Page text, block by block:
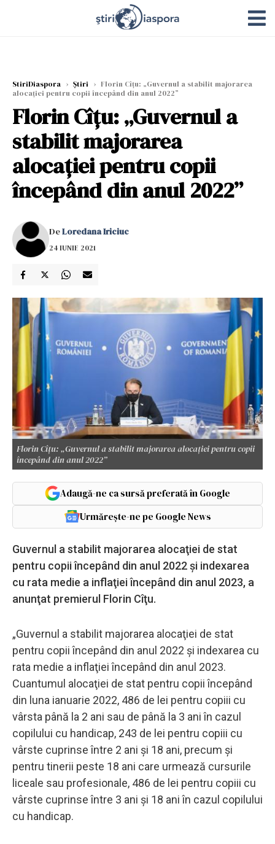
StiriDiaspora › Știri › Florin Cîţu: „Guvernul a stabilit majorarea
alocaţiei pentru copii începând din anul 2022”
Florin Cîţu: „Guvernul a
stabilit majorarea
alocaţiei pentru copii
începând din anul 2022”
DeLoredana Iriciuc
24 IUNIE 2021
Florin Cîţu: „Guvernul a stabilit majorarea alocaţiei pentru copii
începând din anul 2022”
Adaugă-ne ca sursă preferată în Google
Urmărește-ne pe Google News
Guvernul a stabilit majorarea alocaţiei de stat
pentru copii începând din anul 2022 şi indexarea
cu rata medie a inflaţiei începând din anul 2023, a
anunţat premierul Florin Cîţu.
„Guvernul a stabilit majorarea alocaţiei de stat
pentru copii începând din anul 2022 şi indexarea cu
rata medie a inflaţiei începând din anul 2023.
Cuantumul alocaţiei de stat pentru copii începând
din luna ianuarie 2022, 486 de lei pentru copiii cu
vârsta până la 2 ani sau de până la 3 ani în cazul
copilului cu handicap, 243 de lei pentru copiii cu
vârste cuprinse între 2 ani şi 18 ani, precum şi
pentru tinerii peste 18 ani care urmează cursurile
liceale sau profesionale, 486 de lei pentru copiii cu
vârste cuprinse între 3 ani şi 18 ani în cazul copilului
cu handicap.